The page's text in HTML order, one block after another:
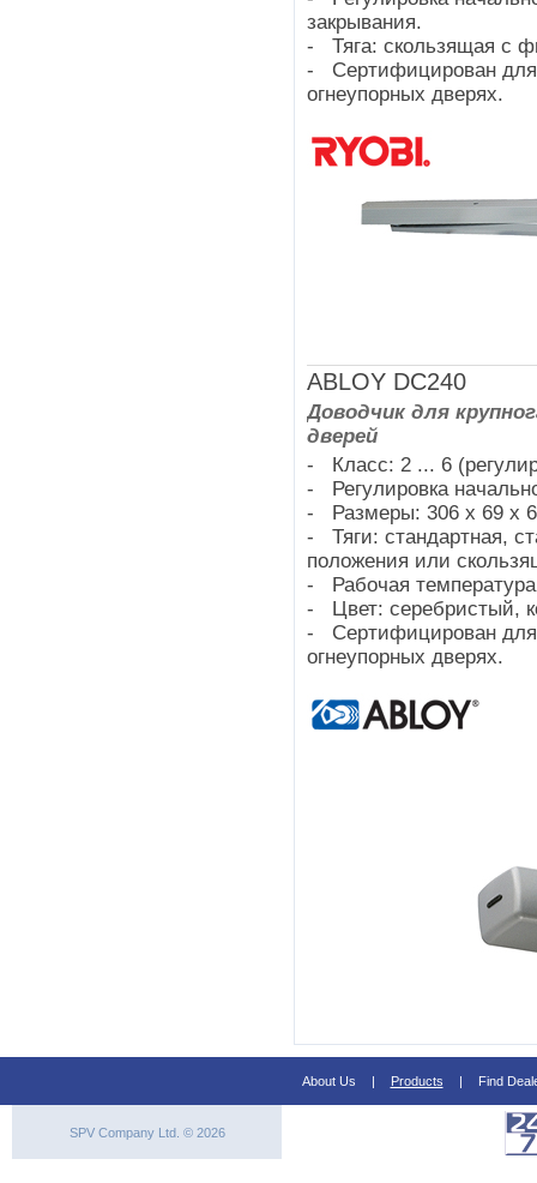
закрывания.
- Тяга: скользящая с
- Сертифицирован для
огнеупорных дверях.
ABLOY DC240
Доводчик для
дверей
- Класс: 2 ... 6
- Регулировка
- Размеры: 306 х 69 х
- Тяги: стандартная,
положения или
- Рабочая
- Цвет: серебристый,
- Сертифицирован для
огнеупорных дверях.
About Us | Products | Find
SPV Company Ltd. © 2026